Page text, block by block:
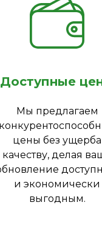
Доступные
Мы предлагаем
цены без ущерба
качеству, делая
и экономически
выгодным.